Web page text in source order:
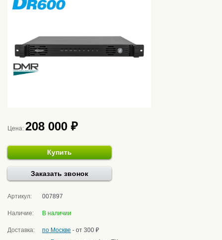
Цена: 208 000 ₽
Купить
Заказать звонок
Артикул: 007897
Наличие: В наличии
Доставка: по Москве - от 300 ₽